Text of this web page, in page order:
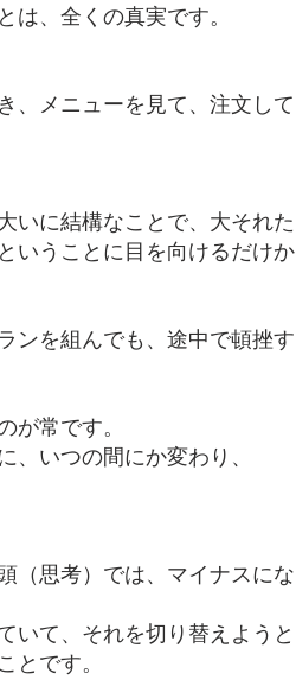
は、全くの真実です。
、メニューを見て、注文して
いに結構なことで、大それた
いうことに目を向けるだけか
ンを組んでも、途中で頓挫す
が常です。
、いつの間にか変わり、
（思考）では、マイナスにな
いて、それを切り替えようと
とです。